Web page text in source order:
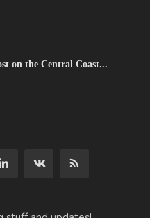
on the Central Coast...